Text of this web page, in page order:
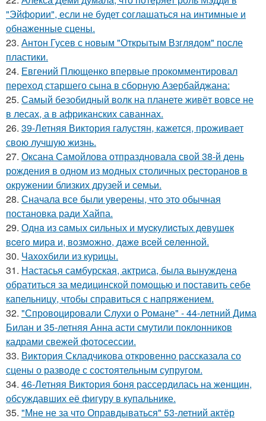
"Эйфории", если не будет соглашаться на интимные и
обнаженные сцены.
23. Антон Гусев с новым "Открытым Взглядом" после
пластики.
24. Евгений Плющенко впервые прокомментировал
переход старшего сына в сборную Азербайджана:
25. Самый безобидный волк на планете живёт вовсе не
в лесах, а в африканских саваннах.
26. 39-Летняя Виктория галустян, кажется, проживает
свою лучшую жизнь.
27. Оксана Самойлова отпраздновала свой 38-й день
рождения в одном из модных столичных ресторанов в
окружении близких друзей и семьи.
28. Сначала все были уверены, что это обычная
постановка ради Хайпа.
29. Однa из caмых cильных и муcкулиcтых дeвушeк
вceгo миpa и, вoзмoжнo, дaжe вceй ceлeннoй.
30. Чахохбили из курицы.
31. Настасья самбурская, актриса, была вынуждена
обратиться за медицинской помощью и поставить себе
капельницу, чтобы справиться с напряжением.
32. "Спровоцировали Слухи о Романе" - 44-летний Дима
Билан и 35-летняя Анна асти смутили поклонников
кадрами свежей фотосессии.
33. Виктория Складчикова откровенно рассказала со
сцены о разводе с состоятельным супругом.
34. 46-Летняя Виктория боня рассердилась на женщин,
обсуждавших её фигуру в купальнике.
35. "Мне не за что Оправдываться" 53-летний актёр